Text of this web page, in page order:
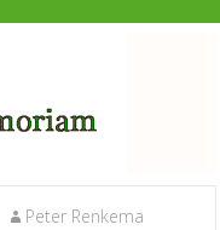
Peter Renkema